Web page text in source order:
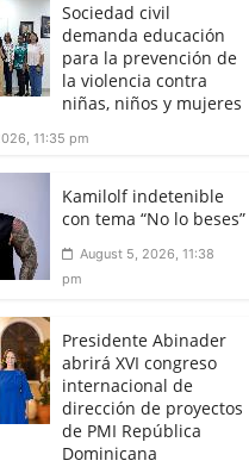
Sociedad civil
demanda educación
para la prevención de
la violencia contra
niñas, niños y mujeres
11:35 pm
Kamilolf indetenible
con tema “No lo beses”
August 5, 2026, 11:38
pm
Presidente Abinader
abrirá XVI congreso
internacional de
dirección de proyectos
de PMI República
Dominicana